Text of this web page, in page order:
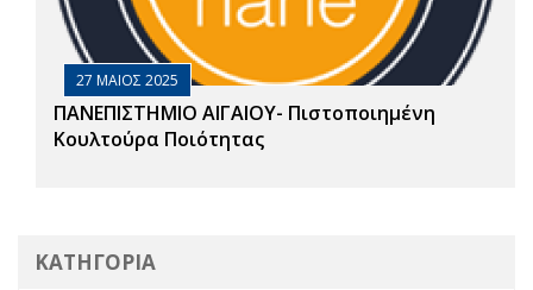
27 ΜΑΙΟΣ 2025
ΠΑΝΕΠΙΣΤΗΜΙΟ ΑΙΓΑΙΟΥ- Πιστοποιημένη
Κουλτούρα Ποιότητας
ΚΑΤΗΓΟΡΙΑ